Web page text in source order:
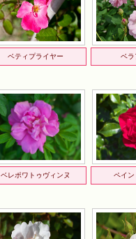
ベティプライヤー ベラ
ベレポワトゥヴィンヌ ペイン